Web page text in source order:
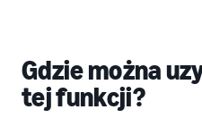
Gdzie można
tej funkcji?